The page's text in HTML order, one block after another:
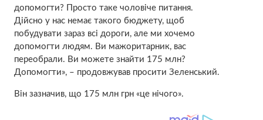
допомогти? Просто таке чоловіче питання.
Дійсно у нас немає такого бюджету, щоб
побудувати зараз всі дороги, але ми хочемо
допомогти людям. Ви мажоритарник, вас
переобрали. Ви можете знайти 175 млн?
Допомогти», – продовжував просити Зеленський.
Він зазначив, що 175 млн грн «це нічого».